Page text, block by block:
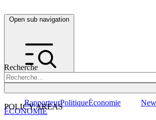
Open sub navigation
Recherche
POLICY AREAS
RapporteurPolitiqueÉconomie
ÉCONOMIE